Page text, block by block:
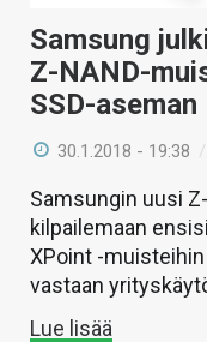
Samsung
Z-NAND-
SSD-aseman
30.1.2018 - 19:38
Samsungin uusi
kilpailemaan
XPoint -
vastaan
Lue lisää